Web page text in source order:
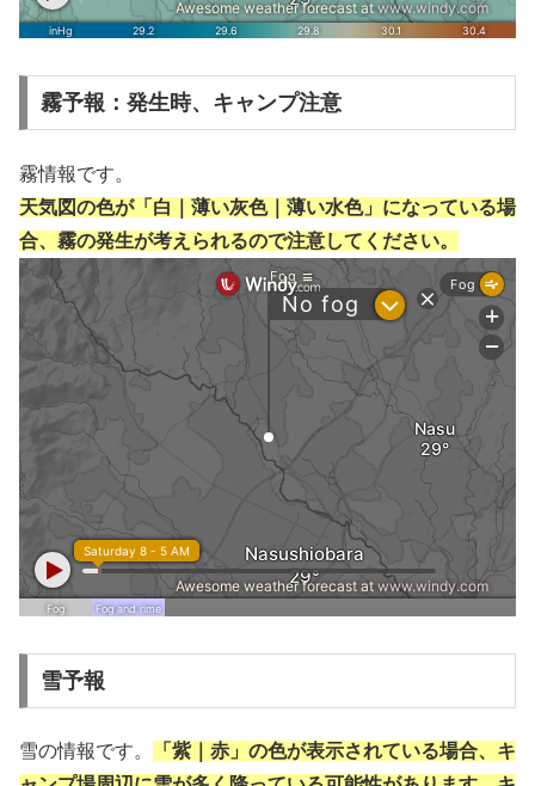
霧予報：発生時、キャンプ注意
霧情報です。
天気図の色が「白｜薄い灰色｜薄い水色」になっている場
合、霧の発生が考えられるので注意してください。
雪予報
雪の情報です。
「紫｜赤」の色が表示されている場合、キ